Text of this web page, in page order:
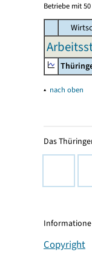
Betriebe mit
▴ nach oben
Das
Copyright